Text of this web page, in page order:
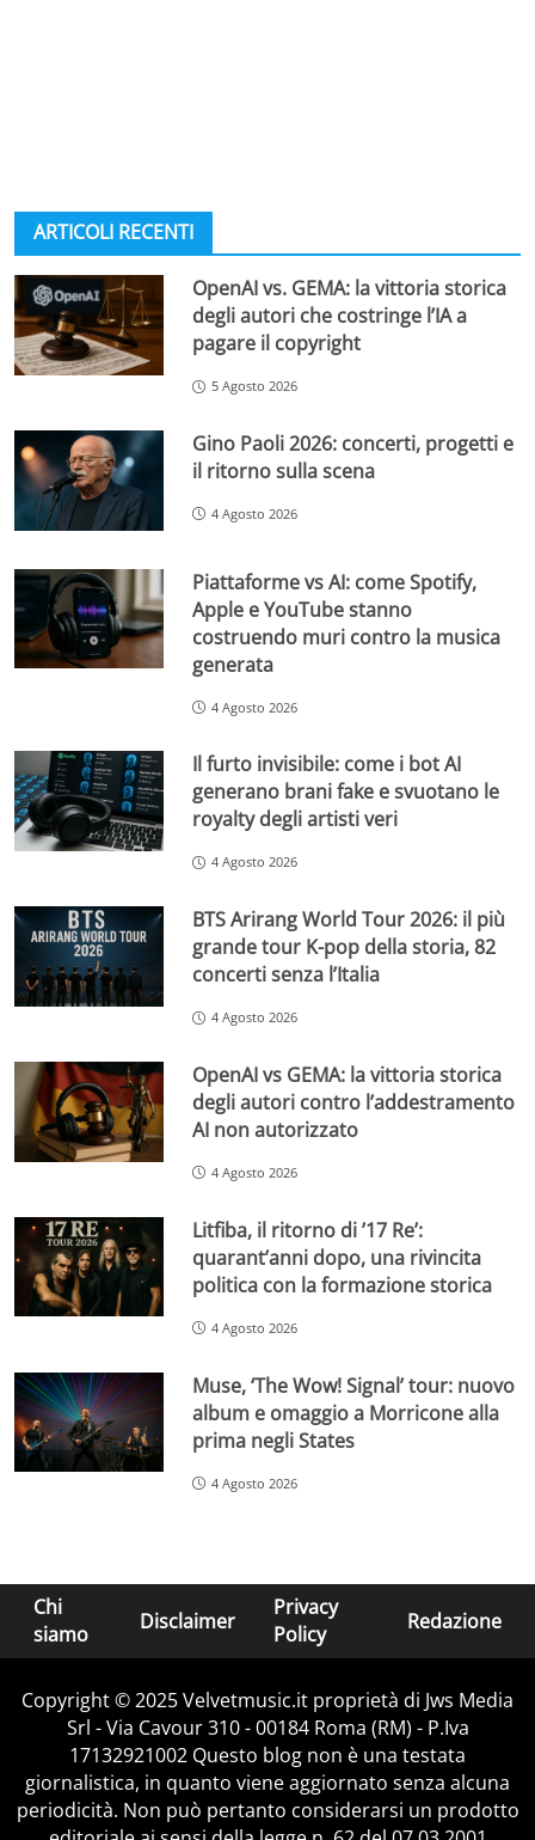
ARTICOLI RECENTI
OpenAI vs. GEMA: la vittoria storica
degli autori che costringe l’IA a
pagare il copyright
5 Agosto 2026
Gino Paoli 2026: concerti, progetti e
il ritorno sulla scena
4 Agosto 2026
Piattaforme vs AI: come Spotify,
Apple e YouTube stanno
costruendo muri contro la musica
generata
4 Agosto 2026
Il furto invisibile: come i bot AI
generano brani fake e svuotano le
royalty degli artisti veri
4 Agosto 2026
BTS Arirang World Tour 2026: il più
grande tour K-pop della storia, 82
concerti senza l’Italia
4 Agosto 2026
OpenAI vs GEMA: la vittoria storica
degli autori contro l’addestramento
AI non autorizzato
4 Agosto 2026
Litfiba, il ritorno di ’17 Re’:
quarant’anni dopo, una rivincita
politica con la formazione storica
4 Agosto 2026
Muse, ‘The Wow! Signal’ tour: nuovo
album e omaggio a Morricone alla
prima negli States
4 Agosto 2026
Chi
siamo
Disclaimer
Privacy
Policy
Redazione
Copyright © 2025 Velvetmusic.it proprietà di Jws Media
Srl - Via Cavour 310 - 00184 Roma (RM) - P.Iva
17132921002 Questo blog non è una testata
giornalistica, in quanto viene aggiornato senza alcuna
periodicità. Non può pertanto considerarsi un prodotto